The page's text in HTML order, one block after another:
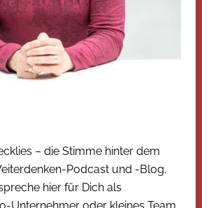
– die Stimme hinter dem
Podcast und -Blog.
hier für Dich als